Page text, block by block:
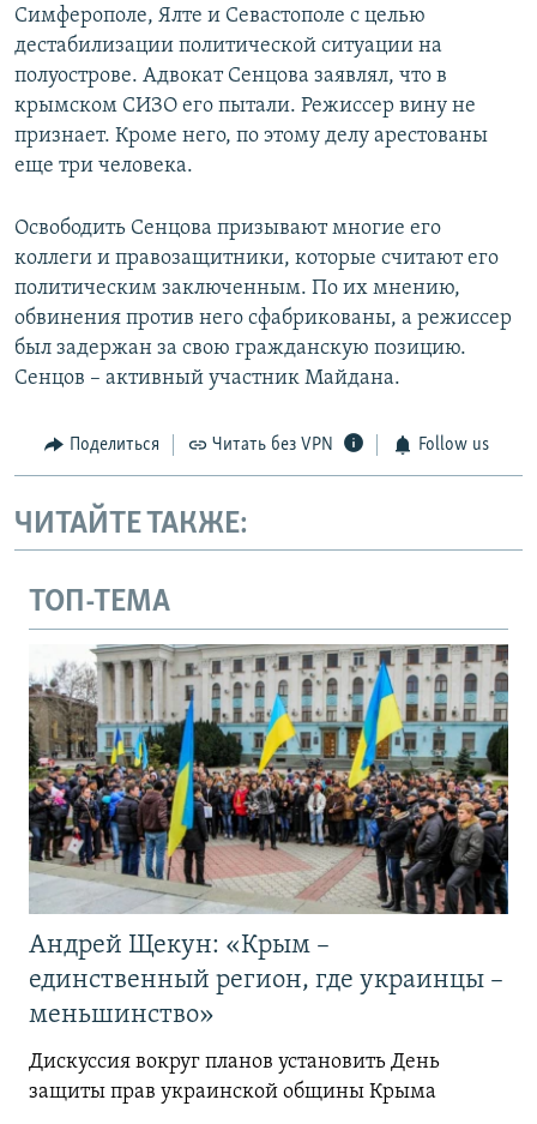
Симферополе, Ялте и Севастополе с целью
дестабилизации политической ситуации на
полуострове. Адвокат Сенцова заявлял, что в
крымском СИЗО его пытали. Режиссер вину не
признает. Кроме него, по этому делу арестованы
еще три человека.
Освободить Сенцова призывают многие его
коллеги и правозащитники, которые считают его
политическим заключенным. По их мнению,
обвинения против него сфабрикованы, а режиссер
был задержан за свою гражданскую позицию.
Сенцов – активный участник Майдана.
Поделиться Читать без VPN Follow us
ЧИТАЙТЕ ТАКЖЕ:
ТОП-ТЕМА
Андрей Щекун: «Крым –
единственный регион, где украинцы –
меньшинство»
Дискуссия вокруг планов установить День
защиты прав украинской общины Крыма